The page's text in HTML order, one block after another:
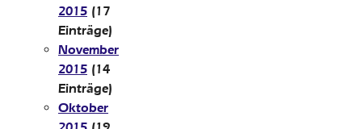
2015 (17
Einträge)
November
2015 (14
Einträge)
Oktober